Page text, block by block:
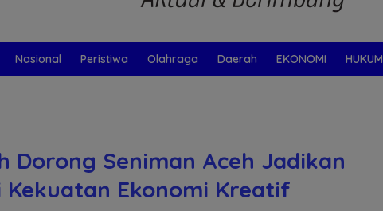
Nasional Peristiwa Olahraga Daerah EKONOMI HUKUM
Dorong Seniman Aceh Jadikan
Kekuatan Ekonomi Kreatif